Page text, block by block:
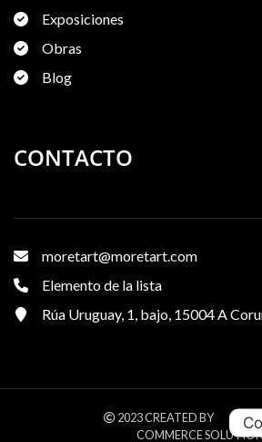
Exposiciones
Obras
Blog
CONTACTO
moretart@moretart.com
Elemento de la lista
Rúa Uruguay, 1, bajo, 15004 A
2023 CREATED BY
COMMERCE